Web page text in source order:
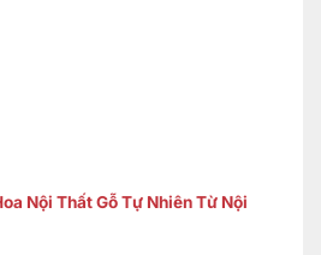
Nội Thất Gỗ Tự Nhiên Từ Nội